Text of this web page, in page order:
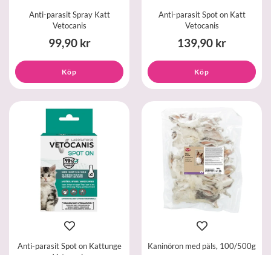
Anti-parasit Spray Katt
Vetocanis
99,90 kr
Köp
Anti-parasit Spot on Katt
Vetocanis
139,90 kr
Köp
Anti-parasit Spot on Kattunge
Kaninöron med päls, 100/500g